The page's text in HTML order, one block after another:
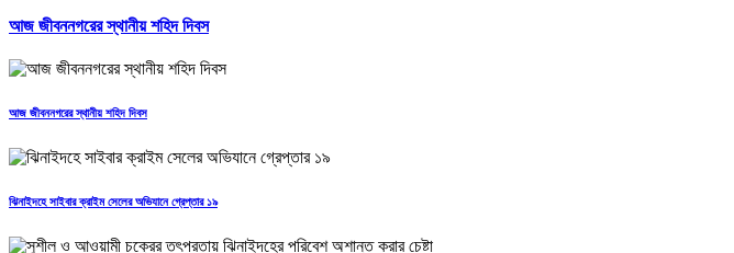
আজ জীবননগরের স্থানীয় শহিদ দিবস
আজ জীবননগরের স্থানীয় শহিদ দিবস
ঝিনাইদহে সাইবার ক্রাইম সেলের অভিযানে গ্রেপ্তার ১৯